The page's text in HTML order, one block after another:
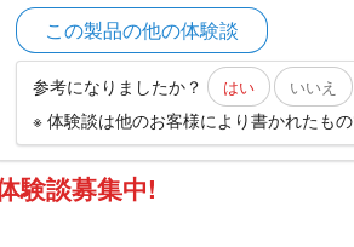
この製品の他の体験談
参考になりましたか？ はい いいえ
※ 体験談は他のお客様により書かれたも
験談募集中!